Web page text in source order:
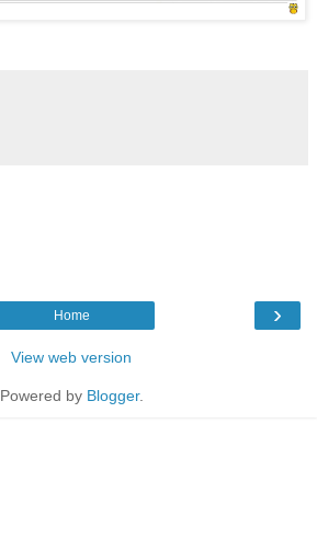
›
Home
View web version
Powered by Blogger.